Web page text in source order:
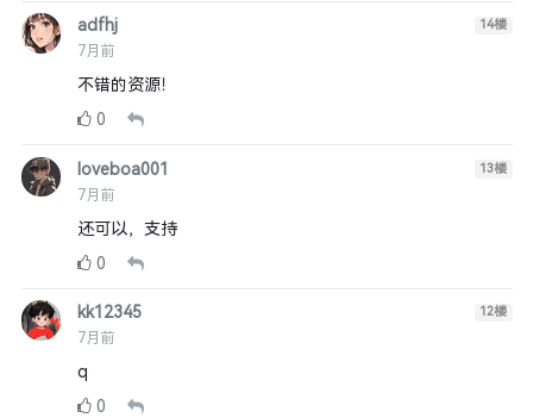
adfhj
7月前
14楼
不错的资源！
0
loveboa001
7月前
13楼
还可以，支持
0
kk12345
7月前
12楼
q
0